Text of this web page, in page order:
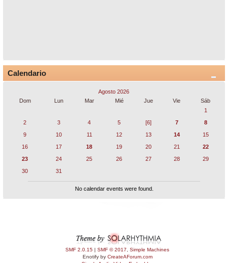
Calendario
Agosto 2026
Dom
Lun Mar Mié Jue Vie
Sáb
1
2
3 4 5 [6] 7
8
9
10 11 12 13 14
15
16
17 18 19 20 21
22
23
24 25 26 27 28
29
30
31
No calendar events were found.
SMF 2.0.15 | SMF © 2017
Simple Machines
Enotify by CreateAForum.com